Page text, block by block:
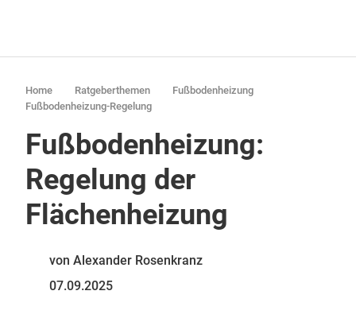
Home Ratgeberthemen
Fußbodenheizung
Fußbodenheizung-Regelung
Fußbodenheizung:
Regelung der
Flächenheizung
von Alexander Rosenkranz
07.09.2025